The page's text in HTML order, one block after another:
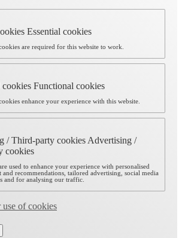
Essential cookies
are required for this website to work.
Functional cookies
enhance your experience with this website.
/ Third-party cookies Advertising /
cookies
used to enhance your experience with personalised
and recommendations, tailored advertising, social media
and for analysing our traffic.
of cookies